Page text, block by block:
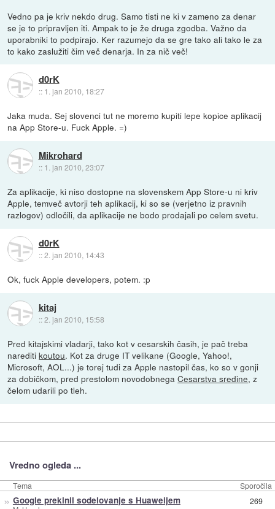
Vedno pa je kriv nekdo drug. Samo tisti ne ki v zameno za denar
se je to pripravljen iti. Ampak to je že druga zgodba. Važno da
uporabniki to podpirajo. Ker razumejo da se gre tako ali tako le za
to kako zaslužiti čim več denarja. In za nič več!
d0rK
:: 1. jan 2010, 18:27
Jaka muda. Sej slovenci tut ne moremo kupiti lepe kopice aplikacij
na App Store-u. Fuck Apple. =)
Mikrohard
:: 1. jan 2010, 23:07
Za aplikacije, ki niso dostopne na slovenskem App Store-u ni kriv
Apple, temveč avtorji teh aplikacij, ki so se (verjetno iz pravnih
razlogov) odločili, da aplikacije ne bodo prodajali po celem svetu.
d0rK
::2. jan 2010, 14:43
Ok, fuck Apple developers, potem. :p
kitaj
::2. jan 2010, 15:58
Pred kitajskimi vladarji, tako kot v cesarskih časih, je pač treba
nareditikoutou. Kot za druge IT velikane (Google, Yahoo!,
Microsoft, AOL...) je torej tudi za Apple nastopil čas, ko so v gonji
za dobičkom, pred prestolom novodobnegaCesarstva sredine, z
čelom udarili po tleh.
Vredno ogleda ...
Tema Sporočila
» Google prekinil sodelovanje s Huaweijem 269